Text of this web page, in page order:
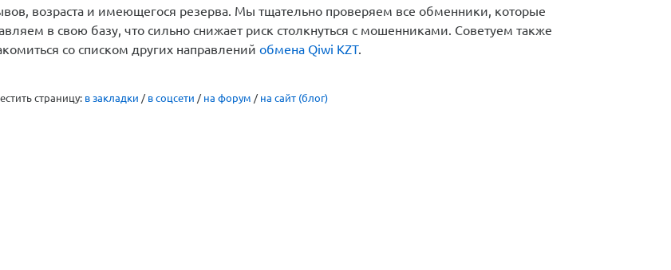
возраста и имеющегося резерва. Мы тщательно проверяем все обменники, которые
в свою базу, что сильно снижает риск столкнуться с мошенниками. Советуем также
со списком других направлений обмена Qiwi KZT.
страницу: в закладки / в соцсети / на форум / на сайт (блог)